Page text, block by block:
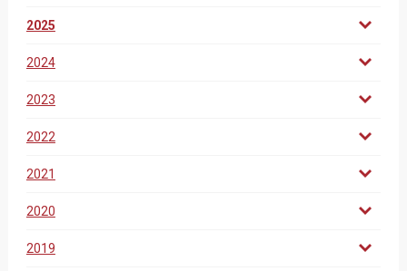
2025
2024
2023
2022
2021
2020
2019